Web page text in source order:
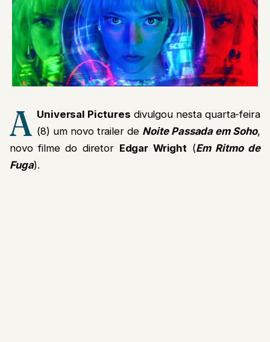
A Universal Pictures divulgou nesta quarta-feira
(8) um novo trailer de Noite Passada em Soho,
novo filme do diretor Edgar Wright (Em Ritmo de
Fuga).